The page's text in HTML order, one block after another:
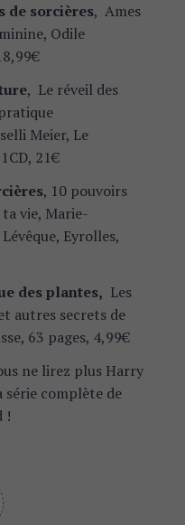
de sorcières, Ames
Odile
, Le réveil des
Meier, Le
21€
, 10 pouvoirs
vie, Marie-
Eyrolles,
des plantes, Les
autres secrets de
63 pages, 4,99€
ne lirez plus Harry
complète de
!